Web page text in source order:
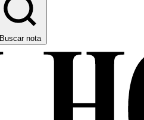
Buscar nota